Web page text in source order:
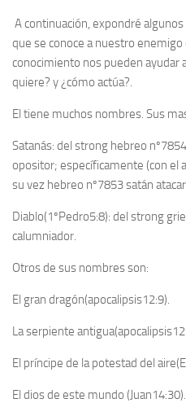
A continuación, expondré
que se conoce a nuestro enemigo
conocimiento nos pueden ayudar
quiere? y ¿cómo actúa?.
El tiene muchos nombres. Sus
Satanás: del strong hebreo
opositor; específicamente (con el
su vez hebreo nº7853 satán
Diablo(1ºPedro5:8): del strong
calumniador.
Otros de sus nombres son:
El gran dragón(apocalipsis12:9).
La serpiente
El príncipe de la potestad del
El dios de este mundo (Juan14:30).